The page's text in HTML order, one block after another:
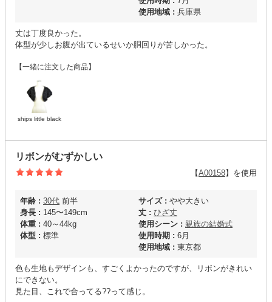
使用地域 : 兵庫県
丈は丁度良かった。
体型が少しお腹が出ているせいか胴回りが苦しかった。
【一緒に注文した商品】
ships little black
リボンがむずかしい
【A00158】を使用
年齢 : 30代 前半
身長 : 145〜149cm
体重 : 40～44kg
体型 : 標準
サイズ : やや大きい
丈 : ひざ丈
使用シーン : 親族の結婚式
使用時期 : 6月
使用地域 : 東京都
色も生地もデザインも、すごくよかったのですが、リボンがきれい
にできない。
見た目、これで合ってる??って感じ。